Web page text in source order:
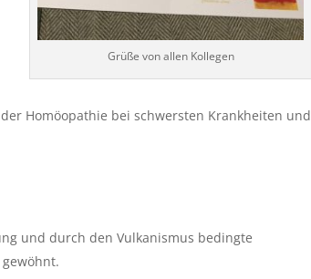
Grüße von allen Kollegen
Homöopathie bei schwersten Krankheiten und
und durch den Vulkanismus bedingte